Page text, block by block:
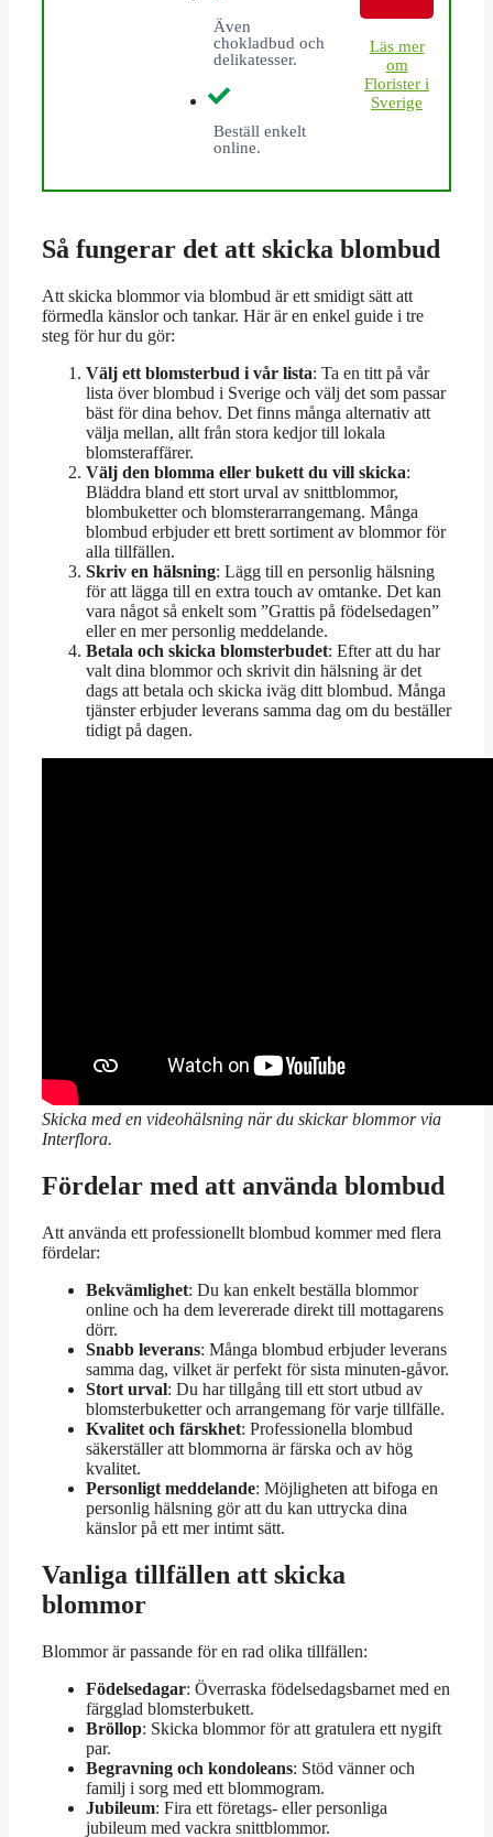
Även
chokladbud och
delikatesser.
Beställ enkelt
online.
Läs mer
om
Florister i
Sverige
Så fungerar det att skicka blombud
Att skicka blommor via blombud är ett smidigt sätt att
förmedla känslor och tankar. Här är en enkel guide i tre
steg för hur du gör:
Välj ett blomsterbud i vår lista: Ta en titt på vår
lista över blombud i Sverige och välj det som passar
bäst för dina behov. Det finns många alternativ att
välja mellan, allt från stora kedjor till lokala
blomsteraffärer.
Välj den blomma eller bukett du vill skicka:
Bläddra bland ett stort urval av snittblommor,
blombuketter och blomsterarrangemang. Många
blombud erbjuder ett brett sortiment av blommor för
alla tillfällen.
Skriv en hälsning: Lägg till en personlig hälsning
för att lägga till en extra touch av omtanke. Det kan
vara något så enkelt som ”Grattis på födelsedagen”
eller en mer personlig meddelande.
Betala och skicka blomsterbudet: Efter att du har
valt dina blommor och skrivit din hälsning är det
dags att betala och skicka iväg ditt blombud. Många
tjänster erbjuder leverans samma dag om du beställer
tidigt på dagen.
Skicka med en videohälsning när du skickar blommor via
Interflora.
Fördelar med att använda blombud
Att använda ett professionellt blombud kommer med flera
fördelar:
Bekvämlighet: Du kan enkelt beställa blommor
online och ha dem levererade direkt till mottagarens
dörr.
Snabb leverans: Många blombud erbjuder leverans
samma dag, vilket är perfekt för sista minuten-gåvor.
Stort urval: Du har tillgång till ett stort utbud av
blomsterbuketter och arrangemang för varje tillfälle.
Kvalitet och färskhet: Professionella blombud
säkerställer att blommorna är färska och av hög
kvalitet.
Personligt meddelande: Möjligheten att bifoga en
personlig hälsning gör att du kan uttrycka dina
känslor på ett mer intimt sätt.
Vanliga tillfällen att skicka
blommor
Blommor är passande för en rad olika tillfällen:
Födelsedagar: Överraska födelsedagsbarnet med en
färgglad blomsterbukett.
Bröllop: Skicka blommor för att gratulera ett nygift
par.
Begravning och kondoleans: Stöd vänner och
familj i sorg med ett blommogram.
Jubileum: Fira ett företags- eller personliga
jubileum med vackra snittblommor.